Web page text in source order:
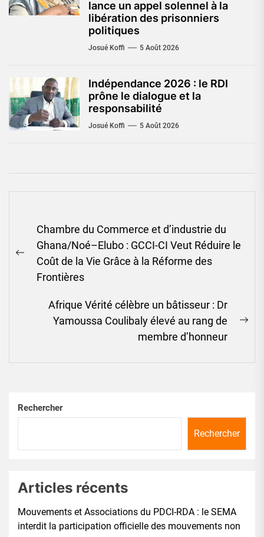
lance un appel solennel à la
libération des prisonniers
politiques
Josué Koffi 5 Août 2026
Indépendance 2026 : le RDI
prône le dialogue et la
responsabilité
Josué Koffi 5 Août 2026
l’article
Previous
post:
Chambre du Commerce et d’industrie du
Ghana/Noé–Elubo : GCCI-CI Veut Réduire le
Coût de la Vie Grâce à la Réforme des
Frontières
Afrique Vérité célèbre un bâtisseur : Dr
Yamoussa Coulibaly élevé au rang de
membre d’honneur
Rechercher
Rechercher
Articles récents
Mouvements et Associations du PDCI-RDA : le SEMA
interdit la participation officielle des mouvements non